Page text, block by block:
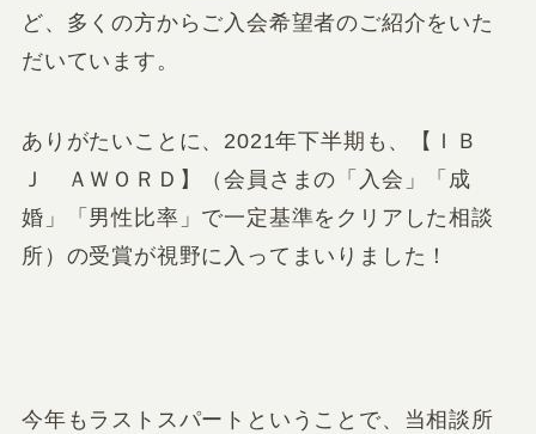
ど、多くの方からご入会希望者のご紹介をいた
だいています。
ありがたいことに、2021年下半期も、【ＩＢ
Ｊ ＡＷＯＲＤ】（会員さまの「 入会 」「 成
婚 」「 男性比率 」で一定基準をクリアした相談
所）の受賞が視野に入ってまいりました！
今年もラストスパートということで、当相談所